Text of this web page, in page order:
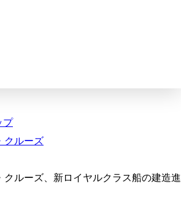
プ
クルーズ
クルーズ、新ロイヤルクラス船の建造進